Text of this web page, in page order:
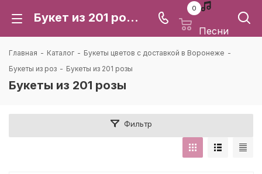
Букет из 201 розы: купить с доставкой в Воронеже | Каталея
0
Песни
Главная - Каталог - Букеты цветов с доставкой в Воронеже -
Букеты из роз - Букеты из 201 розы
Букеты из 201 розы
Фильтр